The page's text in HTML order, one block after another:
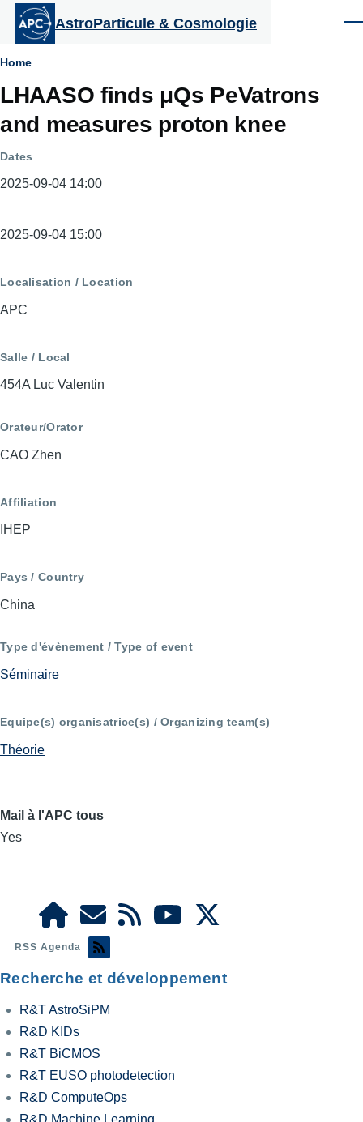
Aller au contenu principal
AstroParticule & Cosmologie
Fil
d'Ariane
Home
LHAASO finds μQs PeVatrons
and measures proton knee
Dates
2025-09-04 14:00
Dates
2025-09-04 15:00
Localisation / Location
APC
Salle / Local
454A Luc Valentin
Orateur/Orator
CAO Zhen
Affiliation
IHEP
Pays / Country
China
Type d'évènement / Type of event
Séminaire
Equipe(s) organisatrice(s) / Organizing team(s)
Théorie
Mail à l'APC tous
Yes
RSS Agenda
Recherche et développement
R&T AstroSiPM
R&D KIDs
R&T BiCMOS
R&T EUSO photodetection
R&D ComputeOps
R&D Machine Learning